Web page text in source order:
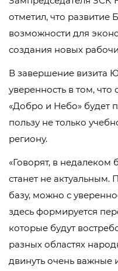
отметил, что
возможности для
создания новых
В завершение визита
уверенность в том,
«Добро и Небо» будет
пользу не только
региону.
«Говорят, в
станет не актуальным.
базу, можно с
здесь формируется
которые будут
разных областях
двинуть очень важные